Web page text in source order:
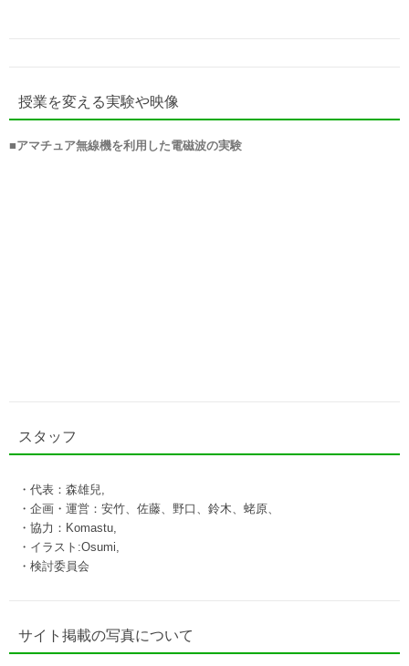
授業を変える実験や映像
■アマチュア無線機を利用した電磁波の実験
スタッフ
・代表：森雄兒,
・企画・運営：安竹、佐藤、野口、鈴木、蛯原、
・協力：Komastu,
・イラスト:Osumi,
・検討委員会
サイト掲載の写真について